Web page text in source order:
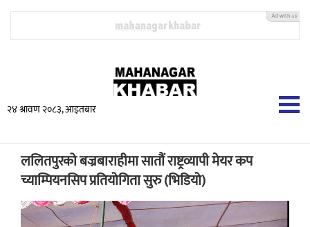
२४ श्रावण २०८३, आइतबार
ललितपुरको बज्रबाराहीमा सातौं राष्ट्रव्यापी मेयर कप
च्याम्पियनसिप प्रतियोगिता सुरु (भिडियो)